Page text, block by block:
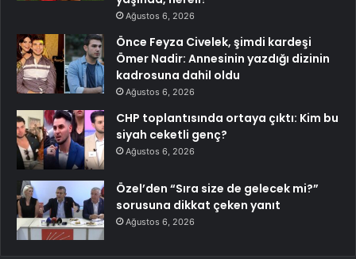
Ağustos 6, 2026
Önce Feyza Civelek, şimdi kardeşi
Ömer Nadir: Annesinin yazdığı dizinin
kadrosuna dahil oldu
Ağustos 6, 2026
CHP toplantısında ortaya çıktı: Kim bu
siyah ceketli genç?
Ağustos 6, 2026
Özel’den “Sıra size de gelecek mi?”
sorusuna dikkat çeken yanıt
Ağustos 6, 2026